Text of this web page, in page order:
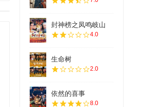
封神榜之凤鸣岐山
4.0
生命树
2.0
依然的喜事
8.0